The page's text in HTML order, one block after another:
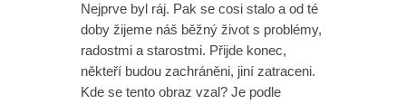
Nejprve byl ráj. Pak se cosi stalo a od té
doby žijeme náš běžný život s problémy,
radostmi a starostmi. Přijde konec,
někteří budou zachráněni, jiní zatraceni.
Kde se tento obraz vzal? Je podle